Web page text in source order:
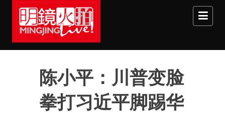
Skip to main content
陈小平：川普变脸
拳打习近平脚踢华